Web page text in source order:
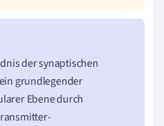
der synaptischen
grundlegender
Ebene durch